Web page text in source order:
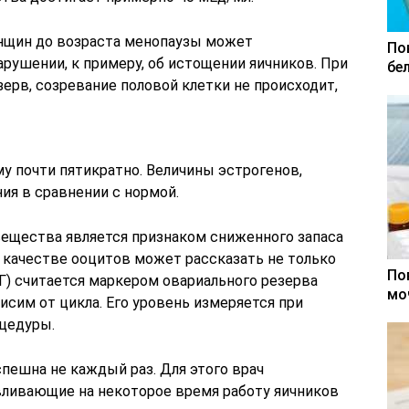
до возраста менопаузы может
к примеру, об истощении яичников. При
созревание половой клетки не происходит,
пятикратно. Величины эстрогенов,
в сравнении с нормой.
является признаком сниженного запаса
ооцитов может рассказать не только
маркером овариального резерва
от цикла. Его уровень измеряется при
не каждый раз. Для этого врач
на некоторое время работу яичников